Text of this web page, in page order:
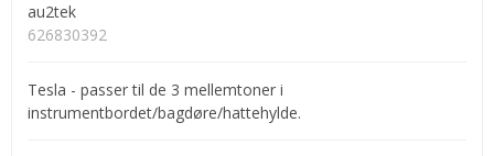
au2tek
626830392
Tesla - passer til de 3 mellemtoner i
instrumentbordet/bagdøre/hattehylde.